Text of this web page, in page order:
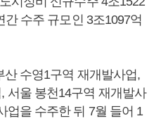
수주 규모인 3조1097억
산 수영1구역 재개발사업,
서울 봉천14구역 재개발사
업을 수주한 뒤 7월 들어 1